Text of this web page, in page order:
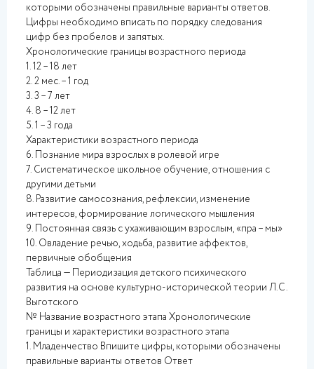
которыми обозначены правильные варианты ответов.
Цифры необходимо вписать по порядку следования
цифр без пробелов и запятых.
Хронологические границы возрастного периода
1. 12 – 18 лет
2. 2 мес. – 1 год
3. 3 – 7 лет
4. 8 – 12 лет
5. 1 – 3 года
Характеристики возрастного периода
6. Познание мира взрослых в ролевой игре
7. Систематическое школьное обучение, отношения с
другими детьми
8. Развитие самосознания, рефлексии, изменение
интересов, формирование логического мышления
9. Постоянная связь с ухаживающим взрослым, «пра – мы»
10. Овладение речью, ходьба, развитие аффектов,
первичные обобщения
Таблица — Периодизация детского психического
развития на основе культурно-исторической теории Л.С.
Выготского
№ Название возрастного этапа Хронологические
границы и характеристики возрастного этапа
1. Младенчество Впишите цифры, которыми обозначены
правильные варианты ответов Ответ